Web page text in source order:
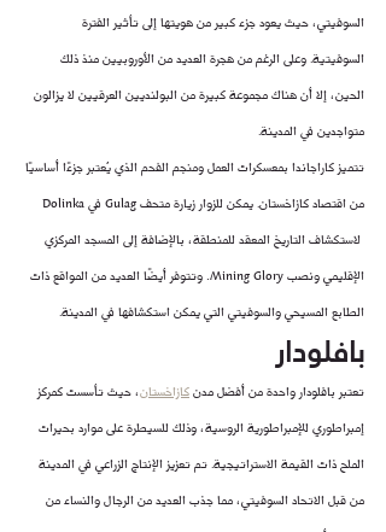
السوفيتي، حيث يعود جزء كبير من هويتها إلى تأثير الفترة
السوفيتية. وعلى الرغم من هجرة العديد من الأوروبيين منذ ذلك
الحين، إلا أن هناك مجموعة كبيرة من البولنديين العرقيين لا يزالون
متواجدين في المدينة.
تتميز كاراجاندا بمعسكرات العمل ومنجم الفحم الذي يُعتبر جزءًا أساسيًا
لاستكشاف التاريخ المعقد للمنطقة، بالإضافة إلى المسجد المركزي
الإقليمي ونصب Mining Glory. وتتوفر أيضًا العديد من المواقع ذات
الطابع المسيحي والسوفيتي التي يمكن استكشافها في المدينة.
بافلودار
تعتبر بافلودار واحدة من أفضل مدن كازاخستان، حيث تأسست كمركز
إمبراطوري للإمبراطورية الروسية، وذلك للسيطرة على موارد بحيرات
الملح ذات القيمة الاستراتيجية. تم تعزيز الإنتاج الزراعي في المدينة
من قبل الاتحاد السوفيتي، مما جذب العديد من الرجال والنساء من